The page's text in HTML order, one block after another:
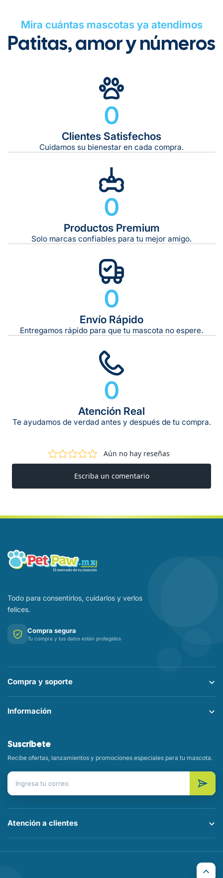
Gratuito en todos los pedidos
Tiempo de entrega estimado: 5 a 7 días hábiles
Gratis en compras de $599 o más
Mira cuántas mascotas ya atendimos
Patitas, amor y números
0
Clientes Satisfechos
Cuidamos su bienestar en cada compra.
0
Productos Premium
Solo marcas confiables para tu mejor amigo.
0
Envío Rápido
Entregamos rápido para que tu mascota no espere.
0
Atención Real
Te ayudamos de verdad antes y después de tu compra.
Todo para consentirlos, cuidarlos y verlos
felices.
Compra segura
Tu compra y tus datos están protegidos
Compra y soporte
Información
Suscríbete
Recibe ofertas, lanzamientos y promociones especiales para tu mascota.
Correo electrónico
Atención a clientes